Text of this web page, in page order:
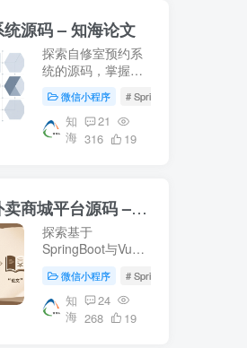
置(jdk1.8+, mysql,
maven)指南。获取
更多开发资料访...
源码 – 知海论文
探索自修室预约系
统的源码，掌握
SpringBoot、Vue
等核心技术。适合
校园资源管理及毕
业设计参考。【知
微信小程序 # SpringBoot
知
海
21
316
19
微信小程序外卖商城平台源码 – 知海论文
探索基于
SpringBoot与Vue
商城平台源码，涵
盖从数据库设计到
前后端实现的完整
微信小程序 # SpringBoot
知
海
24
268
19